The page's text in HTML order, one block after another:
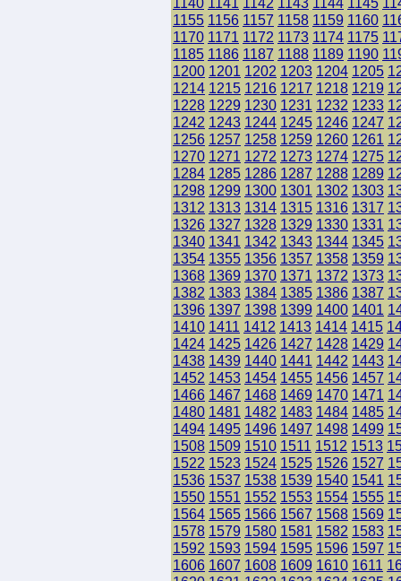
1155 1156 1157 1158 1159 1160
1170 1171 1172 1173 1174 1175
1185 1186 1187 1188 1189 1190
1200 1201 1202 1203 1204 1205
1214 1215 1216 1217 1218 1219
1228 1229 1230 1231 1232 1233
1242 1243 1244 1245 1246 1247
1256 1257 1258 1259 1260 1261
1270 1271 1272 1273 1274 1275
1284 1285 1286 1287 1288 1289
1298 1299 1300 1301 1302 1303
1312 1313 1314 1315 1316 1317
1326 1327 1328 1329 1330 1331
1340 1341 1342 1343 1344 1345
1354 1355 1356 1357 1358 1359
1368 1369 1370 1371 1372 1373
1382 1383 1384 1385 1386 1387
1396 1397 1398 1399 1400 1401
1410 1411 1412 1413 1414 1415
1424 1425 1426 1427 1428 1429
1438 1439 1440 1441 1442 1443
1452 1453 1454 1455 1456 1457
1466 1467 1468 1469 1470 1471
1480 1481 1482 1483 1484 1485
1494 1495 1496 1497 1498 1499
1508 1509 1510 1511 1512 1513
1522 1523 1524 1525 1526 1527
1536 1537 1538 1539 1540 1541
1550 1551 1552 1553 1554 1555
1564 1565 1566 1567 1568 1569
1578 1579 1580 1581 1582 1583
1592 1593 1594 1595 1596 1597
1606 1607 1608 1609 1610 1611